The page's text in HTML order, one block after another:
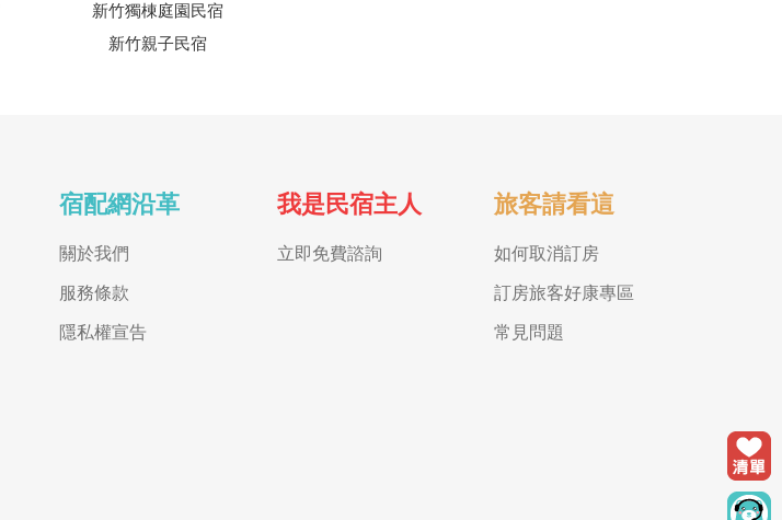
新竹獨棟庭園民宿
新竹親子民宿
宿配網沿革
關於我們
服務條款
隱私權宣告
我是民宿主人
立即免費諮詢
旅客請看這
如何取消訂房
訂房旅客好康專區
常見問題